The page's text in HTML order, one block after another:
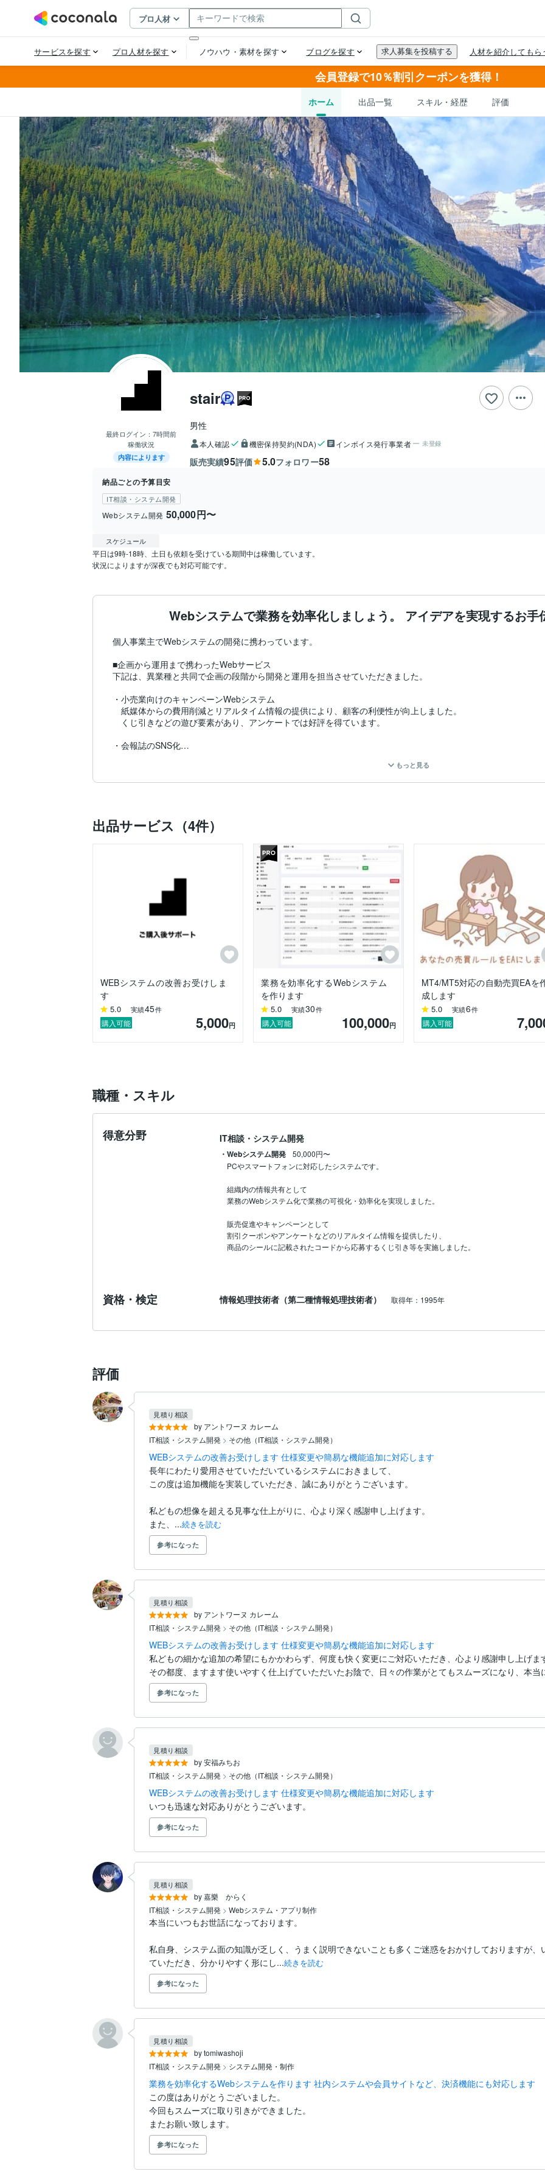
会員登録で10％割引クーポンを獲得！
ホーム 出品一覧 スキル・経歴 評価
最終ログイン： 7時間前
稼働状況
内容によります
stair
男性
本人確認 機密保持契約(NDA) インボイス発行事業者 未登録
販売実績95評価 5.0フォロワー58
納品ごとの予算目安
IT相談・システム開発
Webシステム開発 50,000円〜
スケジュール
平日は9時-18時、土日も依頼を受けている期間中は稼働しています。
状況によりますが深夜でも対応可能です。
Webシステムで業務を効率化しましょう。 アイデアを実現するお手
個人事業主でWebシステムの開発に携わっています。
■企画から運用まで携わったWebサービス
下記は、異業種と共同で企画の段階から開発と運用を担当させていただきました。
・小売業向けのキャンペーンWebシステム
紙媒体からの費用削減とリアルタイム情報の提供により、顧客の利便性が向上しました。
くじ引きなどの遊び要素があり、アンケートでは好評を得ています。
・会報誌のSNS化
・土地建物のポータルサイト
私はセールスやプロモーションには詳しくありませんので詳しいご説明ができませんが、
・宿泊施設：Webと連動した予約管理
・不動産業：物件管理の社内システム
・製造業：受注管理、材料仕入れ管理
・運送業：配送管理システム
・教育機関：オンライン授業のサポートツール
・人材派遣業：スタッフ向けマイページ
・美容業：サロン用のCMS(Webサイトの構築運用ツール)
・現状分析と改善の提案
・企画
・開発(要件定義、設計、プログラミング、テスト)
・運用
もっと見る
出品サービス（4件）
WEBシステムの改善お受けしま
す
5.0 実績45件
購入可能 5,000円
業務を効率化するWebシステム
を作ります
5.0 実績30件
購入可能 100,000円
MT4/MT5対応の自動売買EAを
成します
5.0 実績6件
購入可能
職種・スキル
得意分野 IT相談・システム開発
・Webシステム開発
50,000円〜
PCやスマートフォンに対応したシステムです。
組織内の情報共有として
業務のWebシステム化で業務の可視化・効率化を実現しました。
販売促進やキャンペーンとして
割引クーポンやアンケートなどのリアルタイム情報を提供したり、
商品のシールに記載されたコードから応募するくじ引き等を実施しました。
資格・検定 情報処理技術者（第二種情報処理技術者） 取得年：1995年
評価
by アントワーヌ カレーム
見積り相談
IT相談・システム開発 > その他（IT相談・システム開発）
WEBシステムの改善お受けします 仕様変更や簡易な機能追加に対応します
長年にわたり愛用させていただいているシステムにおきまして、
この度は追加機能を実装していただき、誠にありがとうございます。
私どもの想像を超える見事な仕上がりに、心より深く感謝申し上げます。
また、...続きを読む
参考になった
by アントワーヌ カレーム
見積り相談
IT相談・システム開発 > その他（IT相談・システム開発）
WEBシステムの改善お受けします 仕様変更や簡易な機能追加に対応します
私どもの細かな追加の希望にもかかわらず、何度も快く変更にご対応いただき、心より感謝申し上げま
その都度、ますます使いやすく仕上げていただいたお陰で、日々の作業がとてもスムーズになり、本当
参考になった
by 安福みちお
見積り相談
IT相談・システム開発 > その他（IT相談・システム開発）
WEBシステムの改善お受けします 仕様変更や簡易な機能追加に対応します
いつも迅速な対応ありがとうございます。
参考になった
by 嘉樂 からく
見積り相談
IT相談・システム開発 > Webシステム・アプリ制作
本当にいつもお世話になっております。
私自身、システム面の知識が乏しく、うまく説明できないことも多くご迷惑をおかけしておりますが
ていただき、分かりやすく形にし...続きを読む
参考になった
by tomiwashoji
見積り相談
IT相談・システム開発 > システム開発・制作
業務を効率化するWebシステムを作ります 社内システムや会員サイトなど、決済機能にも対応します
この度はありがとうございました。
今回もスムーズに取り引きができました。
またお願い致します。
参考になった